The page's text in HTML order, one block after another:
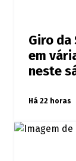
Giro da
em
neste
Há 22 horas